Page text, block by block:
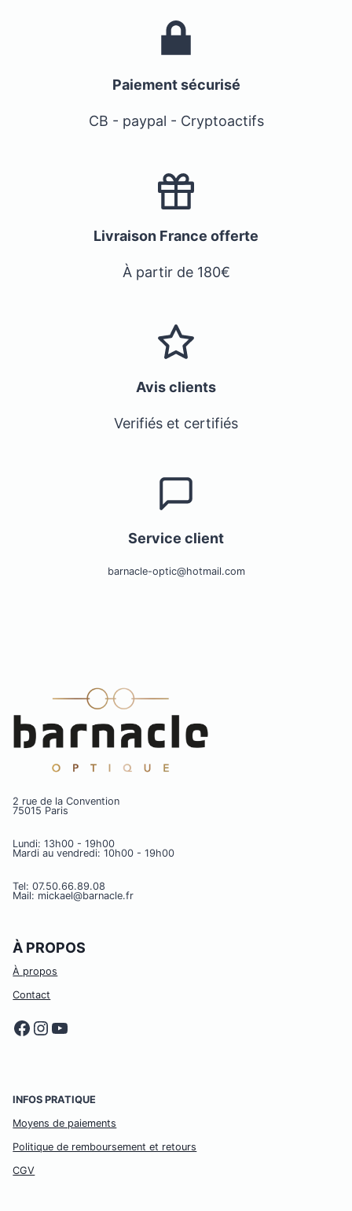
Paiement sécurisé
CB - paypal - Cryptoactifs
Livraison France offerte
À partir de 180€
Avis clients
Verifiés et certifiés
Service client
barnacle-optic@hotmail.com
2 rue de la Convention
75015 Paris
Lundi: 13h00 - 19h00
Mardi au vendredi: 10h00 - 19h00
Tel: 07.50.66.89.08
Mail: mickael@barnacle.fr
À PROPOS
À propos
Contact
Facebook
Instagram
YouTube
INFOS PRATIQUE
Moyens de paiements
Politique de remboursement et retours
CGV